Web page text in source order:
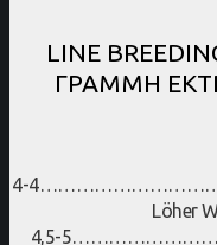
LINE
ΓΡΑΜΜΗ
4-
Löher
4,5-